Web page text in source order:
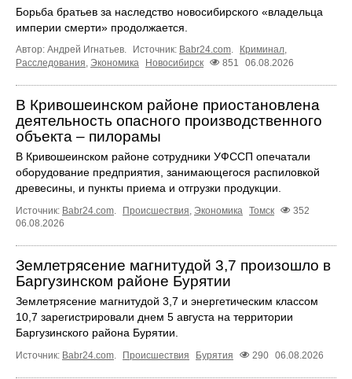
Борьба братьев за наследство новосибирского «владельца
империи смерти» продолжается.
Автор: Андрей Игнатьев. Источник: Babr24.com Криминал
Расследования, Экономика Новосибирск 851 06.08.2026
В Кривошеинском районе приостановлена
деятельность опасного производственного
объекта – пилорамы
В Кривошеинском районе сотрудники УФССП опечатали
оборудование предприятия, занимающегося распиловкой
древесины, и пункты приема и отгрузки продукции.
Источник: Babr24.com. Происшествия, Экономика Томск
352
06.08.2026
Землетрясение магнитудой 3,7 произошло в
Баргузинском районе Бурятии
Землетрясение магнитудой 3,7 и энергетическим классом
10,7 зарегистрировали днем 5 августа на территории
Баргузинского района Бурятии.
Источник: Babr24.com. Происшествия Бурятия 290 06.08.2026